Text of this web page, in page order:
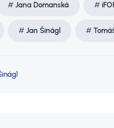
Jana Domanská
Jan Šinágl